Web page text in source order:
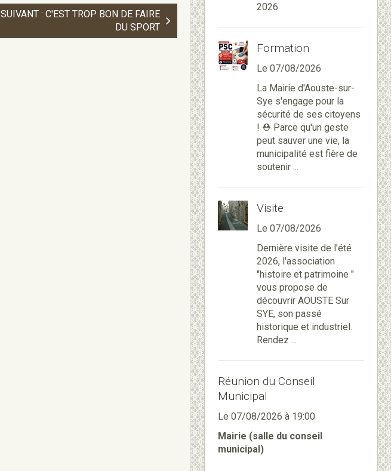
SUIVANT : C'EST TROP BON DE FAIRE
DU SPORT
2026
Formation
Le 07/08/2026
La Mairie d'Aouste-sur-
Sye s'engage pour la
sécurité de ses citoyens
! ⛑️ Parce qu'un geste
peut sauver une vie, la
municipalité est fière de
soutenir ...
Visite
Le 07/08/2026
Dernière visite de l'été
2026, l'association
"histoire et patrimoine "
vous propose de
découvrir AOUSTE Sur
SYE, son passé
historique et industriel.
Rendez ...
Réunion du Conseil
Municipal
Le 07/08/2026 à 19:00
Mairie (salle du conseil
municipal)